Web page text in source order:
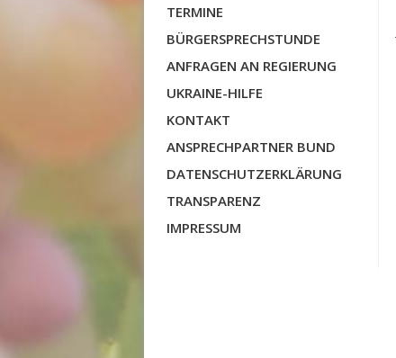
TERMINE
BÜRGERSPRECHSTUNDE
ANFRAGEN AN REGIERUNG
UKRAINE-HILFE
KONTAKT
ANSPRECHPARTNER BUND
DATENSCHUTZERKLÄRUNG
TRANSPARENZ
IMPRESSUM